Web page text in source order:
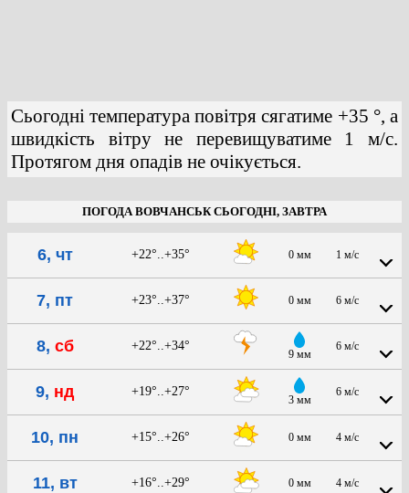
Сьогодні температура повітря сягатиме +35 °, а
швидкість вітру не перевищуватиме 1 м/с.
Протягом дня опадів не очікується.
ПОГОДА ВОВЧАНСЬК СЬОГОДНІ, ЗАВТРА
6, чт +22°..+35° 0 мм 1 м/с
7, пт +23°..+37° 0 мм 6 м/с
8, сб +22°..+34°
9 мм
6 м/с
9, нд +19°..+27°
3 мм
6 м/с
10, пн +15°..+26° 0 мм 4 м/с
11, вт +16°..+29° 0 мм 4 м/с